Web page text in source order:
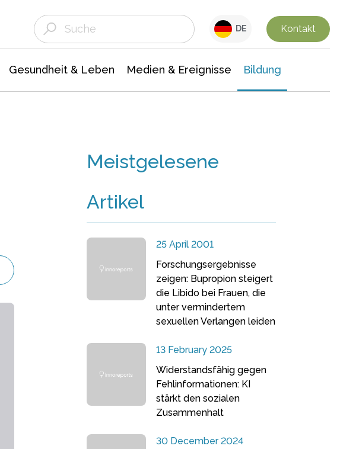
DE Kontakt
Gesundheit & Leben Medien & Ereignisse Bildung
Meistgelesene
Artikel
25 April 2001
Forschungsergebnisse
zeigen: Bupropion steigert
die Libido bei Frauen, die
unter vermindertem
sexuellen Verlangen leiden
13 February 2025
Widerstandsfähig gegen
Fehlinformationen: KI
stärkt den sozialen
Zusammenhalt
30 December 2024